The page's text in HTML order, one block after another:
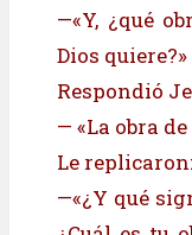
—«Y, ¿qué
Dios quiere?»
Respondió
— «La obra
Le replicaron:
—«¿Y qué